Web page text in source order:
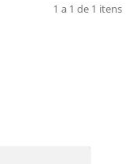
1 a 1 de 1 itens